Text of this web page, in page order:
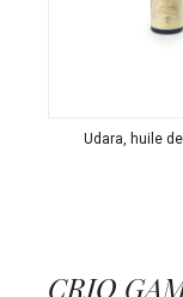
Udara, huile
CRIO